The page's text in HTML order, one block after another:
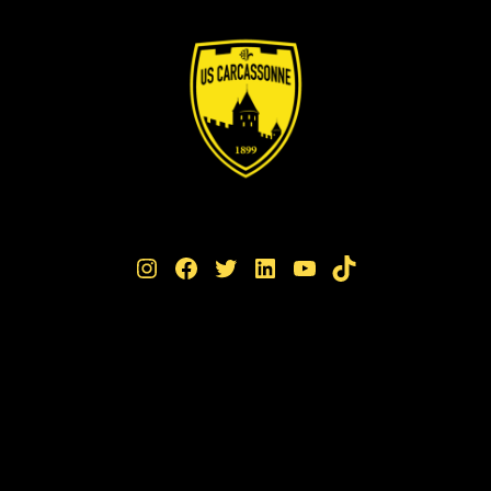
Instagram Facebook Twitter LinkedIn YouTube TikTok